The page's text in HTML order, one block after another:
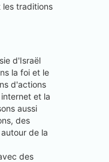
traditions
d'Israël
la foi et le
d'actions
et la
aussi
des
de la
des